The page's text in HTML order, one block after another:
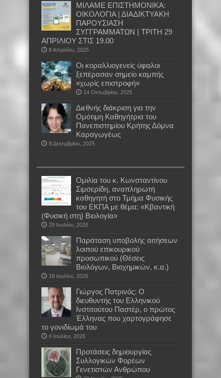
ΜΙΛΑΜΕ ΕΠΙΣΤΗΜΟΝΙΚΑ:
ΟΙΚΟΛΟΓΙΑ | ΔΙΑΔΙΚΤΥΑΚΗ
ΠΑΡΟΥΣΙΑΣΗ
ΣΥΓΓΡΑΜΜΑΤΩΝ | ΤΡΙΤΗ 29
ΑΠΡΙΛΙΟΥ ΣΤΙΣ 19.00
8 Απριλίου, 2025
Οι κοραλλιογενείς ύφαλοι
ξεπέρασαν σημείο καμπής
«χωρίς επιστροφή»
14 Οκτωβρίου, 2025
Διεθνής διάκριση για την
Ομότιμη Καθηγήτρια του
Πανεπιστημίου Κρήτης Δόμνα
Καραγωγέως
8 Δεκεμβρίου, 2025
Oμιλία του κ. Κωνσταντίνου
Σιμσερίδη, αναπληρωτή
καθηγητή στο Τμήμα Φυσικής
του ΕΚΠΑ με θέμα: «Κβαντική
(Φυσική στη) Βιολογία»
29 Ιουλίου, 2026
Παράταση υποβολής αιτήσεων
λοιπού επικουρικού
προσωπικού (Θέσεις
Βιολόγων, Βιοχημικών, κ.α.)
18 Ιουλίου, 2026
Γιώργος Πατρινός: Ο
διευθυντής του Ελληνικού
Ινστιτούτου Παστέρ, ο πρώτος
Έλληνας που χαρτογράφησε
το γονιδίωμά του
6 Ιουλίου, 2026
Προτάσεις δημιουργίας
Συλλογικών Φορέων
Γενετιστών Ανθρώπου